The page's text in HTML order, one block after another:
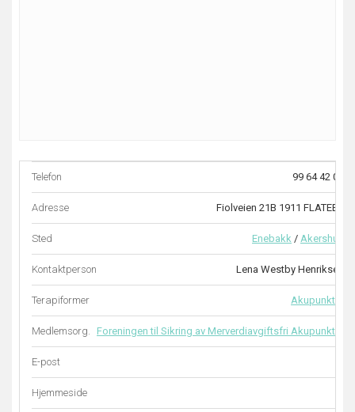
Telefon 99 64 42 08
Adresse Fiolveien 21B 1911 FLATEBY
Sted Enebakk / Akershus
Kontaktperson Lena Westby Henriksen
Terapiformer Akupunktur
Medlemsorg. Foreningen til Sikring av Merverdiavgiftsfri Akupunktur
E-post
Hjemmeside